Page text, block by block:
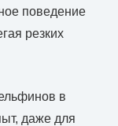
поведение
резких
в
даже для